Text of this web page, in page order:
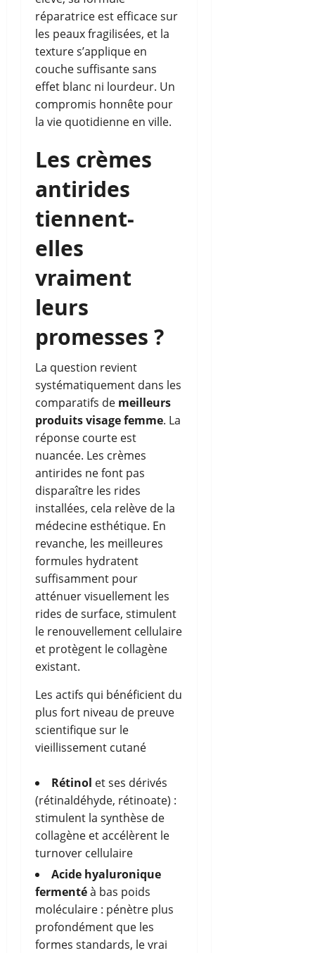
réparatrice est efficace sur
les peaux fragilisées, et la
texture s’applique en
couche suffisante sans
effet blanc ni lourdeur. Un
compromis honnête pour
la vie quotidienne en ville.
Les crèmes
antirides
tiennent-
elles
vraiment
leurs
promesses ?
La question revient
systématiquement dans les
comparatifs de meilleurs
produits visage femme. La
réponse courte est
nuancée. Les crèmes
antirides ne font pas
disparaître les rides
installées, cela relève de la
médecine esthétique. En
revanche, les meilleures
formules hydratent
suffisamment pour
atténuer visuellement les
rides de surface, stimulent
le renouvellement cellulaire
et protègent le collagène
existant.
Les actifs qui bénéficient du
plus fort niveau de preuve
scientifique sur le
vieillissement cutané
Rétinol et ses dérivés
(rétinaldéhyde, rétinoate) :
stimulent la synthèse de
collagène et accélèrent le
turnover cellulaire
Acide hyaluronique
fermentéà bas poids
moléculaire : pénètre plus
profondément que les
formes standards, le vrai